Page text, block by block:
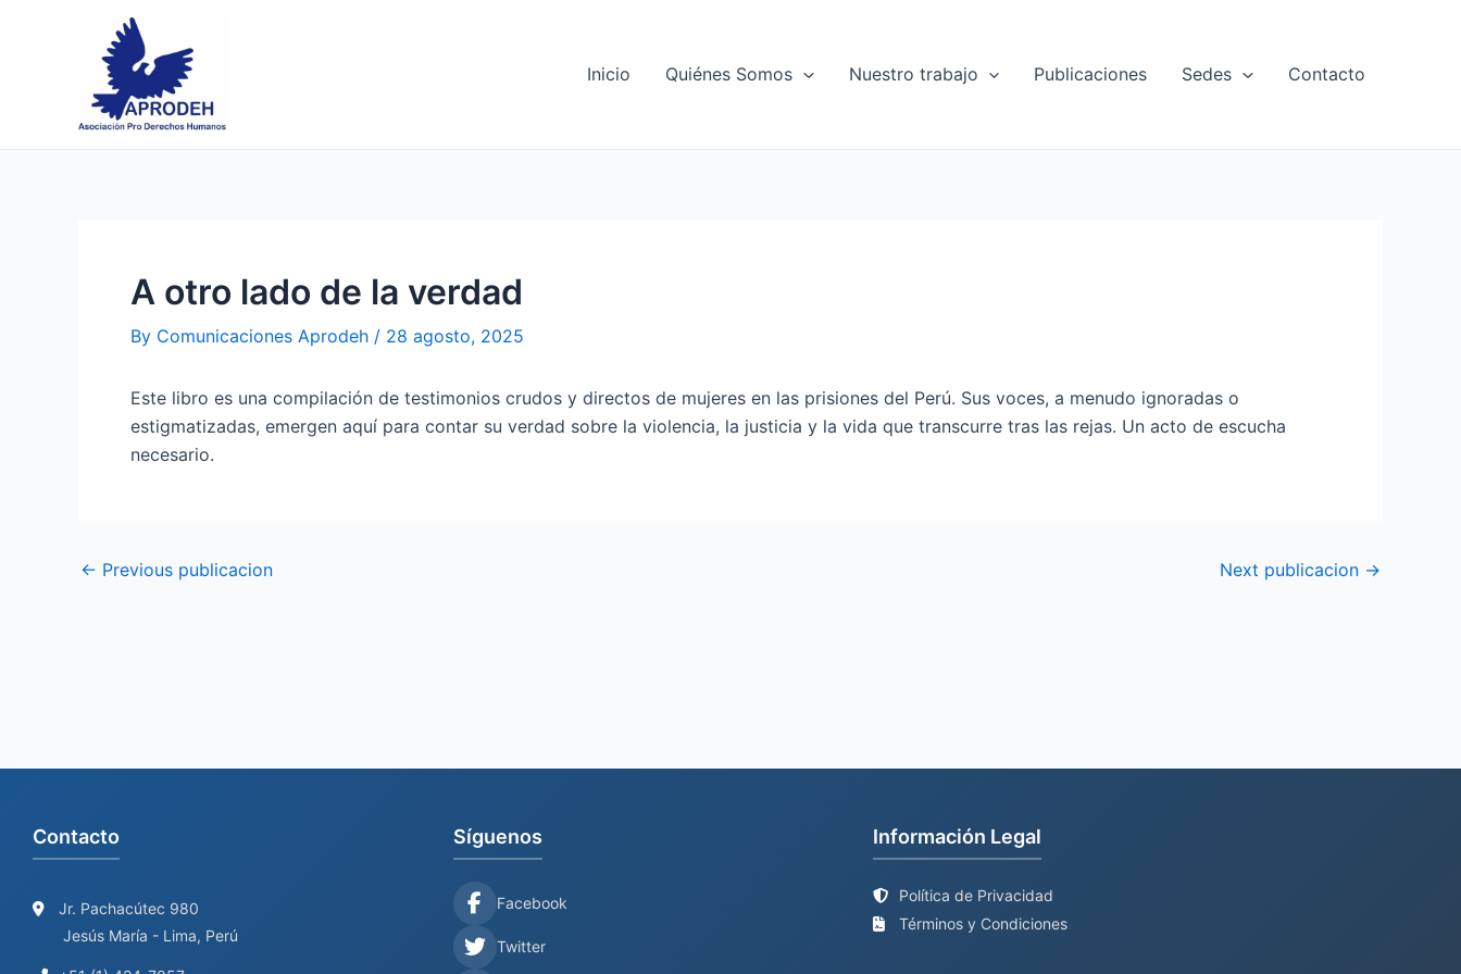
Inicio Quiénes Somos Nuestro trabajo Publicaciones Sedes Contacto
A otro lado de la verdad
By Comunicaciones Aprodeh / 28 agosto, 2025
Este libro es una compilación de testimonios crudos y directos de mujeres en las prisiones del Perú. Sus voces, a menudo ignoradas o
estigmatizadas, emergen aquí para contar su verdad sobre la violencia, la justicia y la vida que transcurre tras las rejas. Un acto de escucha
necesario.
navigation
← Previous publicacion Next publicacion →
Contacto
Jr. Pachacútec 980
Jesús María - Lima, Perú
Síguenos
Facebook
Twitter
Información Legal
Política de Privacidad
Términos y Condiciones